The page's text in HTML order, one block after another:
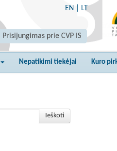
EN LT
Prisijungimas prie CVP IS
Nepatikimi tiekėjai Kuro
Ieškoti